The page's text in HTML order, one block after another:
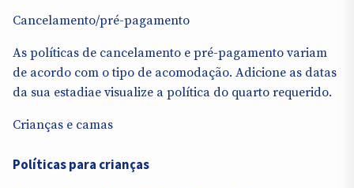
Cancelamento/pré-pagamento
As políticas de cancelamento e pré-pagamento variam
de acordo com o tipo de acomodação. Adicione as datas
da sua estadiae visualize a política do quarto requerido.
Crianças e camas
Políticas para crianças